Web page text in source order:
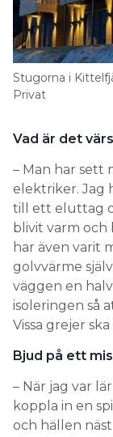
Stugorna i
Privat
Vad är det
– Man har sett
elektriker. Jag
till ett eluttag
blivit varm och
har även varit
golvvärme
väggen en
isoleringen så
Vissa grejer
Bjud på ett
– När jag var
koppla in en
och hällen